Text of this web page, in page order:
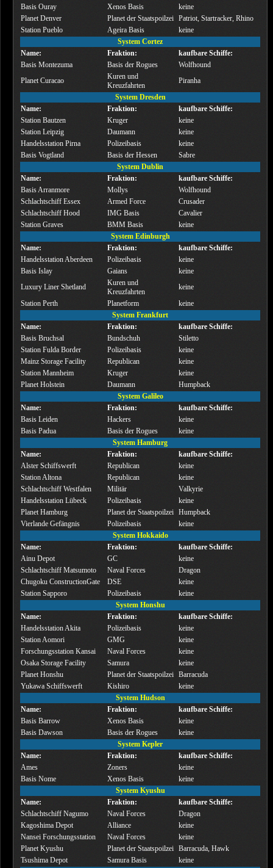
Basis Ouray
Xenos Basis
keine
Planet Denver
Planet der Staatspoilzei Patriot, Startracker, Rhino
Station Pueblo
Ageira Basis
keine
System Cortez
Name:
Fraktion:
kaufbare Schiffe:
Basis Montezuma
Basis der Rogues
Wolfhound
Planet Curacao
Kuren und
Kreuzfahrten
Piranha
System Dresden
Name:
Fraktion:
kaufbare Schiffe:
Station Bautzen
Kruger
keine
Station Leipzig
Daumann
keine
Handelsstation Pirna
Polizeibasis
keine
Basis Vogtland
Basis der Hessen
Sabre
System Dublin
Name:
Fraktion:
kaufbare Schiffe:
Basis Arranmore
Mollys
Wolfhound
Schlachtschiff Essex
Armed Force
Crusader
Schlachtschiff Hood
IMG Basis
Cavalier
Station Graves
BMM Basis
keine
System Edinburgh
Name:
Fraktion:
kaufbare Schiffe:
Handelsstation Aberdeen
Polizeibasis
keine
Basis Islay
Gaians
keine
Luxury Liner Shetland
Kuren und
Kreuzfahrten
keine
Station Perth
Planetform
keine
System Frankfurt
Name:
Fraktion:
kaufbare Schiffe:
Basis Bruchsal
Bundschuh
Stiletto
Station Fulda Border
Polizeibasis
keine
Mainz Storage Facility
Republican
keine
Station Mannheim
Kruger
keine
Planet Holstein
Daumann
Humpback
System Galileo
Name:
Fraktion:
kaufbare Schiffe:
Basis Leiden
Hackers
keine
Basis Padua
Basis der Rogues
keine
System Hamburg
Name:
Fraktion:
kaufbare Schiffe:
Alster Schiffswerft
Republican
keine
Station Altona
Republican
keine
Schlachtschiff Westfalen
Militär
Valkyrie
Handelsstation Lübeck
Polizeibasis
keine
Planet Hamburg
Planet der Staatspoilzei Humpback
Vierlande Gefängnis
Polizeibasis
keine
System Hokkaido
Name:
Fraktion:
kaufbare Schiffe:
Ainu Depot
GC
keine
Schlachtschiff Matsumoto
Naval Forces
Dragon
Chugoku ConstructionGate
DSE
keine
Station Sapporo
Polizeibasis
keine
System Honshu
Name:
Fraktion:
kaufbare Schiffe:
Handelsstation Akita
Polizeibasis
keine
Station Aomori
GMG
keine
Forschungsstation Kansai
Naval Forces
keine
Osaka Storage Facility
Samura
keine
Planet Honshu
Planet der Staatspoilzei Barracuda
Yukawa Schiffswerft
Kishiro
keine
System Hudson
Name:
Fraktion:
kaufbare Schiffe:
Basis Barrow
Xenos Basis
keine
Basis Dawson
Basis der Rogues
keine
System Kepler
Name:
Fraktion:
kaufbare Schiffe:
Ames
Zoners
keine
Basis Nome
Xenos Basis
keine
System Kyushu
Name:
Fraktion:
kaufbare Schiffe:
Schlachtschiff Nagumo
Naval Forces
Dragon
Kagoshima Depot
Alliance
keine
Nansei Forschungsstation
Naval Forces
keine
Planet Kyushu
Planet der Staatspoilzei Barracuda, Hawk
Tsushima Depot
Samura Basis
keine